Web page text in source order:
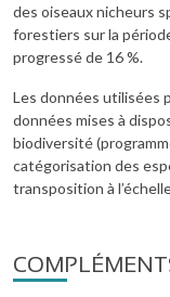
des oiseaux nicheurs
forestiers sur la
progressé de 16 %.
Les données utilisées
données mises à
biodiversité
catégorisation des
transposition à